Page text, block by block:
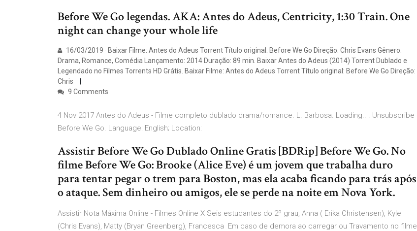
Before We Go legendas. AKA: Antes do Adeus, Centricity, 1:30 Train. One
night can change your whole life
16/03/2019 · Baixar Filme: Antes do Adeus Torrent Título original: Before We Go Direção: Chris Evans Gênero:
Drama, Romance, Comédia Lançamento: 2014 Duração: 89 min. Baixar Antes do Adeus (2014) Torrent Dublado e
Legendado no Filmes Torrents HD Grátis. Baixar Filme: Antes do Adeus Torrent Título original: Before We Go Direção:
Chris
9 Comments
4 Nov 2017 Antes do Adeus - Filme completo dublado drama/romance. L. Barbosa. Loading.. . Unsubscribe
Before We Go. Language: English; Location:
Assistir Before We Go Dublado Online Gratis [BDRip] Before We Go. No
filme Before We Go: Brooke (Alice Eve) é um jovem que trabalha duro
para tentar pegar o trem para Boston, mas ela acaba ficando para trás após
o ataque. Sem dinheiro ou amigos, ele se perde na noite em Nova York.
Assistir Nota Máxima Online - Filmes Online X Seis estudantes do 2º grau, Anna ( Erika Christensen), Kyle
(Chris Evans), Matty (Bryan Greenberg), Francesca Em caso de demora ao carregar ou Travamento no filme